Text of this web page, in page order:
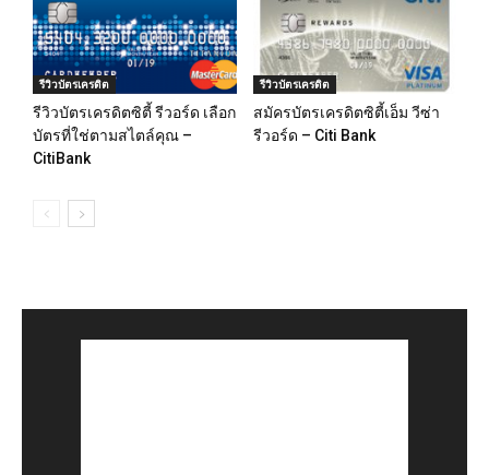
รีวิวบัตรเครดิต
รีวิวบัตรเครดิตซิตี้ รีวอร์ด เลือก
บัตรที่ใช่ตามสไตล์คุณ –
CitiBank
รีวิวบัตรเครดิต
สมัครบัตรเครดิตซิตี้เอ็ม วีซ่า
รีวอร์ด – Citi Bank